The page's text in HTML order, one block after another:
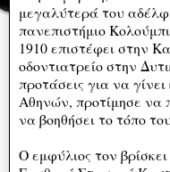
μεγαλύτερά του
πανεπιστήμιο
1910 επιστέφει στην
οδοντιατρείο στην
προτάσεις για να
Αθηνών, προτίμησε να
να βοηθήσει το τόπο
Ο εμφύλιος τον